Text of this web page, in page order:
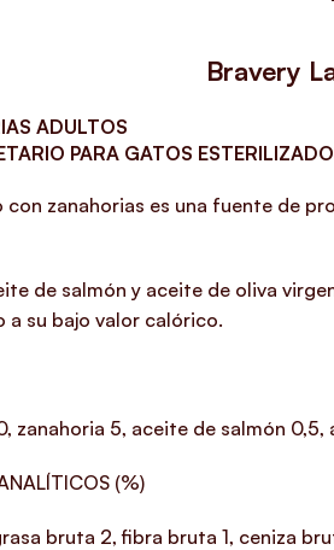
Bravery
ADULTOS
PARA GATOS
con zanahorias es una fuente de
de salmón y aceite de oliva
su bajo valor calórico.
zanahoria 5, aceite de salmón
(%)
bruta 2, fibra bruta 1, ceniza